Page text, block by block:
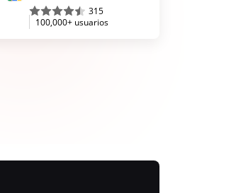
315
100,000+ usuarios